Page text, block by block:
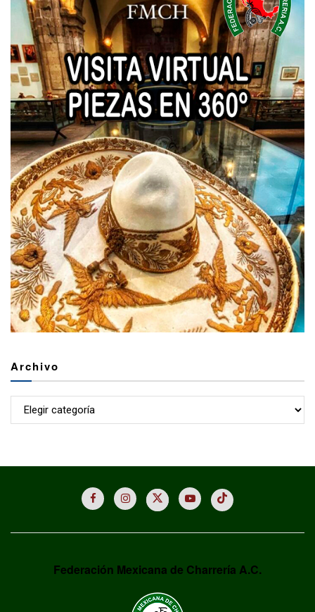
Archivo
Archivo
Federación Mexicana de Charrería A.C.